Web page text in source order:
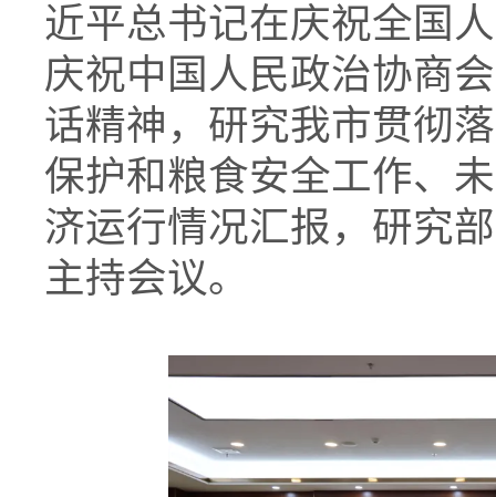
近平总书记在庆祝全国
庆祝中国人民政治协商
话精神，研究我市贯彻
保护和粮食安全工作、
济运行情况汇报，研究
主持会议。